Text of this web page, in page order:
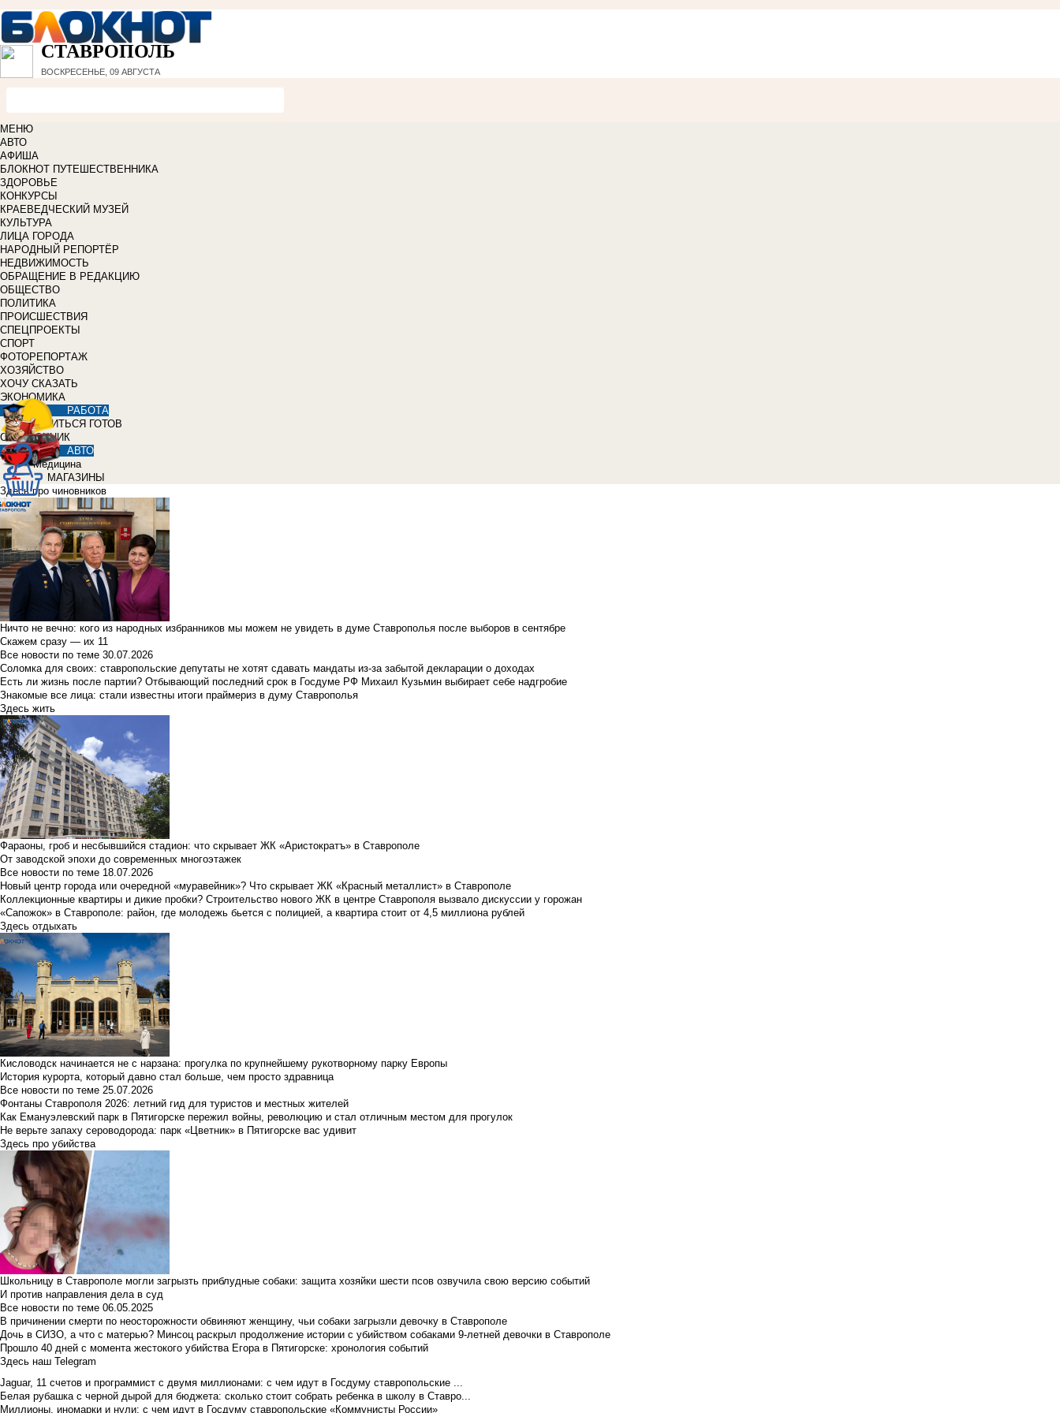
СТАВРОПОЛЬ
ВОСКРЕСЕНЬЕ, 09 АВГУСТА
МЕНЮ
АВТО
АФИША
БЛОКНОТ ПУТЕШЕСТВЕННИКА
ЗДОРОВЬЕ
КОНКУРСЫ
КРАЕВЕДЧЕСКИЙ МУЗЕЙ
КУЛЬТУРА
ЛИЦА ГОРОДА
НАРОДНЫЙ РЕПОРТЁР
НЕДВИЖИМОСТЬ
ОБРАЩЕНИЕ В РЕДАКЦИЮ
ОБЩЕСТВО
ПОЛИТИКА
ПРОИСШЕСТВИЯ
СПЕЦПРОЕКТЫ
СПОРТ
ФОТОРЕПОРТАЖ
ХОЗЯЙСТВО
ХОЧУ СКАЗАТЬ
ЭКОНОМИКА
РАБОТА
УЧИТЬСЯ ГОТОВ
СПРАВОЧНИК
АВТО
Медицина
МАГАЗИНЫ
Здесь про чиновников
Ничто не вечно: кого из народных избранников мы можем не увидеть в думе Ставрополья после выборов в сентябре
Скажем сразу — их 11
Все новости по теме 30.07.2026
Соломка для своих: ставропольские депутаты не хотят сдавать мандаты из-за забытой декларации о доходах
Есть ли жизнь после партии? Отбывающий последний срок в Госдуме РФ Михаил Кузьмин выбирает себе надгробие
Знакомые все лица: стали известны итоги праймериз в думу Ставрополья
Здесь жить
Фараоны, гроб и несбывшийся стадион: что скрывает ЖК «Аристократъ» в Ставрополе
От заводской эпохи до современных многоэтажек
Все новости по теме 18.07.2026
Новый центр города или очередной «муравейник»? Что скрывает ЖК «Красный металлист» в Ставрополе
Коллекционные квартиры и дикие пробки? Строительство нового ЖК в центре Ставрополя вызвало дискуссии у горожан
«Сапожок» в Ставрополе: район, где молодежь бьется с полицией, а квартира стоит от 4,5 миллиона рублей
Здесь отдыхать
Кисловодск начинается не с нарзана: прогулка по крупнейшему рукотворному парку Европы
История курорта, который давно стал больше, чем просто здравница
Все новости по теме 25.07.2026
Фонтаны Ставрополя 2026: летний гид для туристов и местных жителей
Как Емануэлевский парк в Пятигорске пережил войны, революцию и стал отличным местом для прогулок
Не верьте запаху сероводорода: парк «Цветник» в Пятигорске вас удивит
Здесь про убийства
Школьницу в Ставрополе могли загрызть приблудные собаки: защита хозяйки шести псов озвучила свою версию событий
И против направления дела в суд
Все новости по теме 06.05.2025
В причинении смерти по неосторожности обвиняют женщину, чьи собаки загрызли девочку в Ставрополе
Дочь в СИЗО, а что с матерью? Минсоц раскрыл продолжение истории с убийством собаками 9-летней девочки в Ставрополе
Прошло 40 дней с момента жестокого убийства Егора в Пятигорске: хронология событий
Здесь наш Telegram
Jaguar, 11 счетов и программист с двумя миллионами: с чем идут в Госдуму ставропольские ...
Белая рубашка с черной дырой для бюджета: сколько стоит собрать ребенка в школу в Ставро...
Миллионы, иномарки и нули: с чем идут в Госдуму ставропольские «Коммунисты России»